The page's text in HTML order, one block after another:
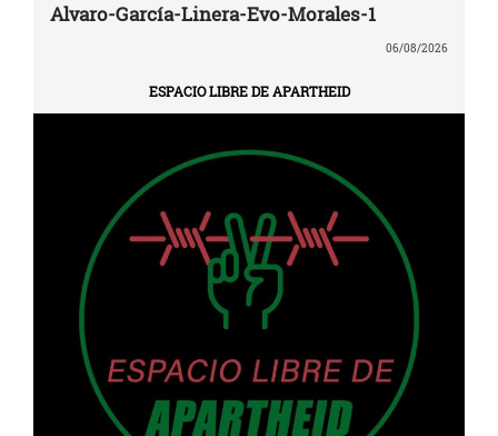
Alvaro-García-Linera-Evo-Morales-1
06/08/2026
ESPACIO LIBRE DE APARTHEID